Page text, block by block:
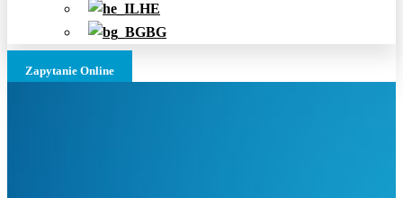
HE
BG
Zapytanie Online